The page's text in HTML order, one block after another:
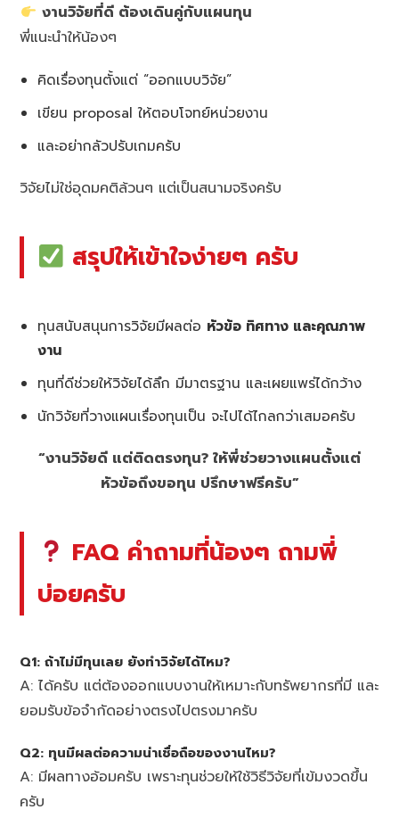
งานวิจัยที่ดี ต้องเดินคู่กับแผนทุน
พี่แนะนำให้น้องๆ
คิดเรื่องทุนตั้งแต่ “ออกแบบวิจัย”
เขียน proposal ให้ตอบโจทย์หน่วยงาน
และอย่ากลัวปรับเกมครับ
วิจัยไม่ใช่อุดมคติล้วนๆ แต่เป็นสนามจริงครับ
สรุปให้เข้าใจง่ายๆ ครับ
ทุนสนับสนุนการวิจัยมีผลต่อ หัวข้อ ทิศทาง และคุณภาพ
งาน
ทุนที่ดีช่วยให้วิจัยได้ลึก มีมาตรฐาน และเผยแพร่ได้กว้าง
นักวิจัยที่วางแผนเรื่องทุนเป็น จะไปได้ไกลกว่าเสมอครับ
“งานวิจัยดี แต่ติดตรงทุน? ให้พี่ช่วยวางแผนตั้งแต่
หัวข้อถึงขอทุน ปรึกษาฟรีครับ”
FAQ คำถามที่น้องๆ ถามพี่
บ่อยครับ
Q1: ถ้าไม่มีทุนเลย ยังทำวิจัยได้ไหม?
A: ได้ครับ แต่ต้องออกแบบงานให้เหมาะกับทรัพยากรที่มี และ
ยอมรับข้อจำกัดอย่างตรงไปตรงมาครับ
Q2: ทุนมีผลต่อความน่าเชื่อถือของงานไหม?
A: มีผลทางอ้อมครับ เพราะทุนช่วยให้ใช้วิธีวิจัยที่เข้มงวดขึ้น
ครับ